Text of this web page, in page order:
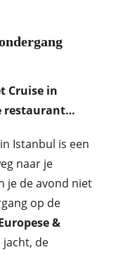
Cruise in
restaurant…
Istanbul is een
naar je
je de avond niet
op de
&
jacht, de